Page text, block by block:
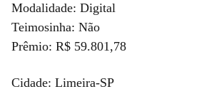
Modalidade: Digital
Teimosinha: Não
Prêmio: R$ 59.801,78
Cidade: Limeira-SP